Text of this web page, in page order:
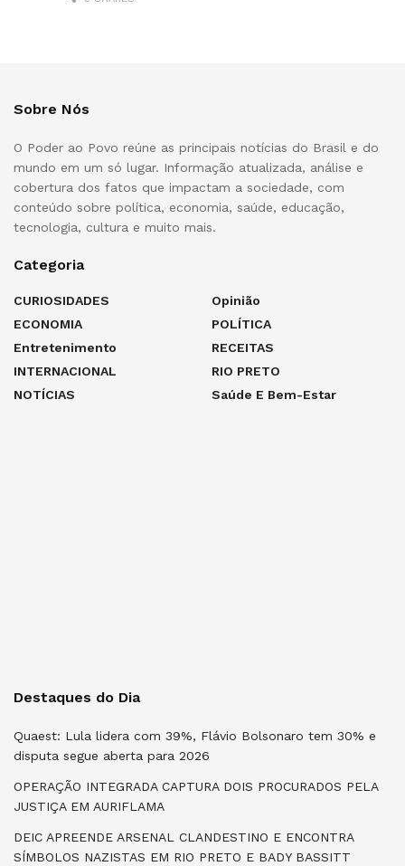
Sobre Nós
O Poder ao Povo reúne as principais notícias do Brasil e do
mundo em um só lugar. Informação atualizada, análise e
cobertura dos fatos que impactam a sociedade, com
conteúdo sobre política, economia, saúde, educação,
tecnologia, cultura e muito mais.
Categoria
CURIOSIDADES
ECONOMIA
Entretenimento
INTERNACIONAL
NOTÍCIAS
Opinião
POLÍTICA
RECEITAS
RIO PRETO
Saúde E Bem-Estar
Destaques do Dia
Quaest: Lula lidera com 39%, Flávio Bolsonaro tem 30% e
disputa segue aberta para 2026
OPERAÇÃO INTEGRADA CAPTURA DOIS PROCURADOS PELA
JUSTIÇA EM AURIFLAMA
DEIC APREENDE ARSENAL CLANDESTINO E ENCONTRA
SÍMBOLOS NAZISTAS EM RIO PRETO E BADY BASSITT